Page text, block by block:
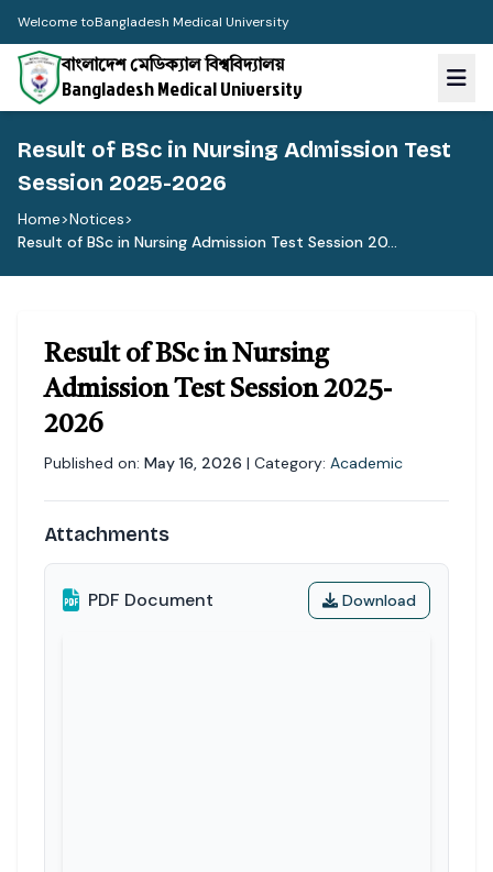
Welcome toBangladesh Medical University
বাংলাদেশ মেডিক্যাল বিশ্ববিদ্যালয়
Bangladesh Medical University
Result of BSc in Nursing Admission Test
Session 2025-2026
Home>Notices>
Result of BSc in Nursing Admission Test Session 20...
Result of BSc in Nursing
Admission Test Session 2025-
2026
Published on: May 16, 2026 | Category: Academic
Attachments
PDF Document Download